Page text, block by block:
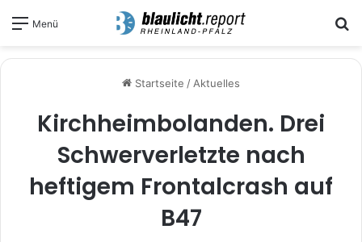
Menü
Startseite / Aktuelles
Kirchheimbolanden. Drei
Schwerverletzte nach
heftigem Frontalcrash auf
B47